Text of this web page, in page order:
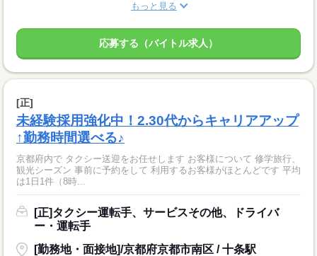
もっと見る
応募する（バイトル求人）
[正]
未経験採用強化中！2.30代からキャリアアップ
↑勤務時間選べる♪
京都府内で タクシー送迎をお任せします お客様について 修学旅行、
観光シーズン 事前に予約をして 利用するお客様がほとんどです 平均
は1日1件（8時...
[正]タクシー運転手、サービスその他、ドライバ
ー・運転手
[勤務地・面接地]/京都府京都市南区 / 十条駅